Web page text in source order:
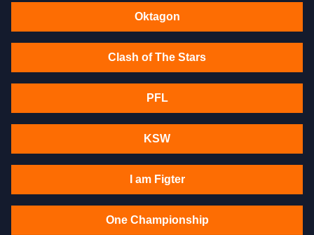
Oktagon
Clash of The Stars
PFL
KSW
I am Figter
One Championship